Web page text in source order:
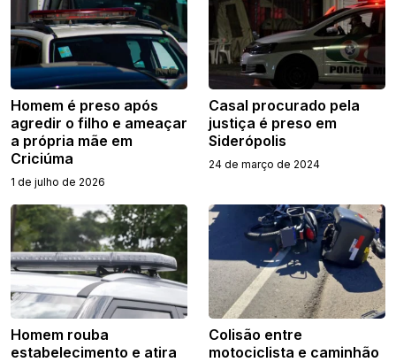
Homem é preso após
agredir o filho e ameaçar
a própria mãe em
Criciúma
1 de julho de 2026
Casal procurado pela
justiça é preso em
Siderópolis
24 de março de 2024
Homem rouba
estabelecimento e atira
Colisão entre
motociclista e caminhão